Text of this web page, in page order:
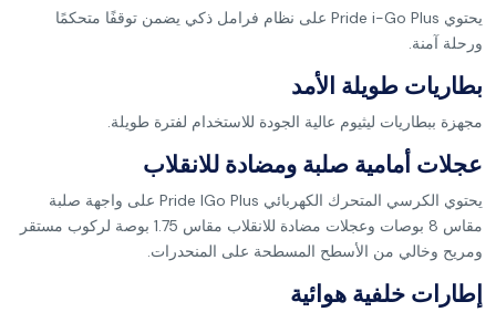
يحتوي Pride i-Go Plus على نظام فرامل ذكي يضمن توقفًا متحكمًا
ورحلة آمنة.
بطاريات طويلة الأمد
مجهزة ببطاريات ليثيوم عالية الجودة للاستخدام لفترة طويلة.
عجلات أمامية صلبة ومضادة للانقلاب
يحتوي الكرسي المتحرك الكهربائي Pride IGo Plus على واجهة صلبة
مقاس 8 بوصات وعجلات مضادة للانقلاب مقاس 1.75 بوصة لركوب مستقر
ومريح وخالي من الأسطح المسطحة على المنحدرات.
إطارات خلفية هوائية